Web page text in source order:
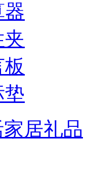
器
垫
居礼品